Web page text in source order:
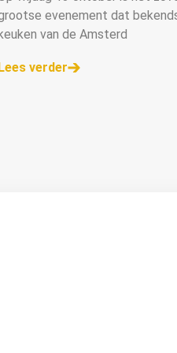
evenement dat
van de Amsterd
verder